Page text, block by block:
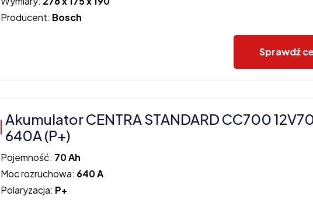
Producent: Bosch
Sprawdź
Akumulator CENTRA STANDARD CC700
640A (P+)
Pojemność: 70 Ah
Moc rozruchowa: 640 A
Polaryzacja: P+